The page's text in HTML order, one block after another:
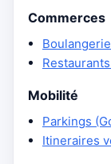
Commerces
Mobilité
Parkings
Itineraires